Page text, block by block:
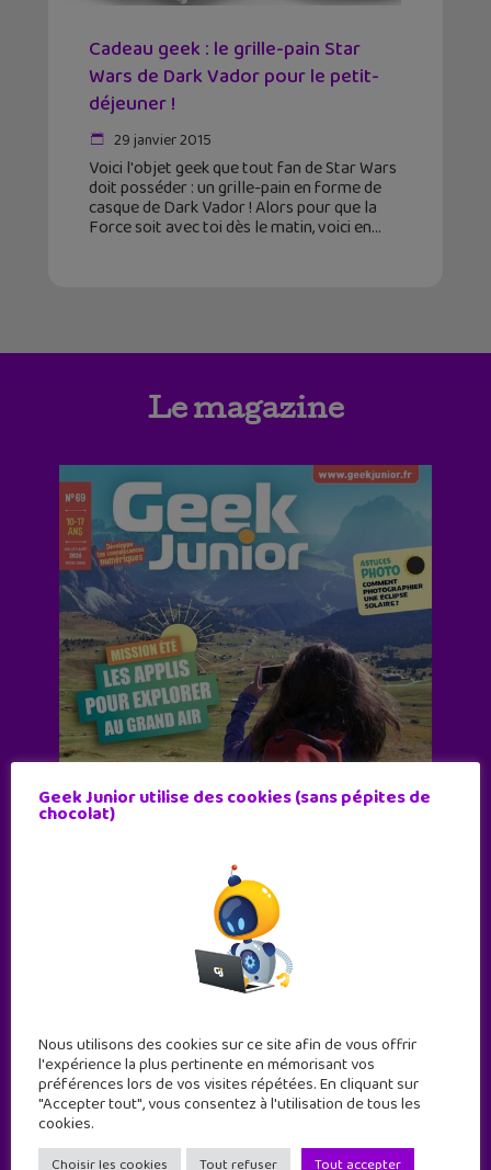
Cadeau geek : le grille-pain Star
Wars de Dark Vador pour le petit-
déjeuner !
29 janvier 2015
Voici l'objet geek que tout fan de Star Wars
doit posséder : un grille-pain en forme de
casque de Dark Vador ! Alors pour que la
Force soit avec toi dès le matin, voici en
Le magazine
11 numéros par an
JE M'ABONNE !
Geek Junior utilise des cookies (sans pépites de
chocolat)
Nous utilisons des cookies sur ce site afin de vous offrir
l'expérience la plus pertinente en mémorisant vos
préférences lors de vos visites répétées. En cliquant sur
"Accepter tout", vous consentez à l'utilisation de tous les
cookies.
Choisir les cookies Tout refuser Tout accepter